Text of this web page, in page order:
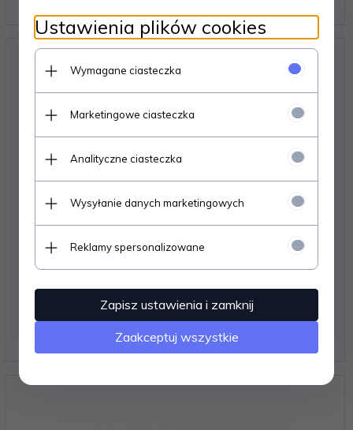
Adapter światłowodowy SC/APC SM duplex
3,23 PLN*
* z podatkiem VAT
Ustawienia plików cookies
Wymagane ciasteczka
Marketingowe ciasteczka
Analityczne ciasteczka
Wysyłanie danych marketingowych
Reklamy spersonalizowane
Zapisz ustawienia i zamknij
Zaakceptuj wszystkie